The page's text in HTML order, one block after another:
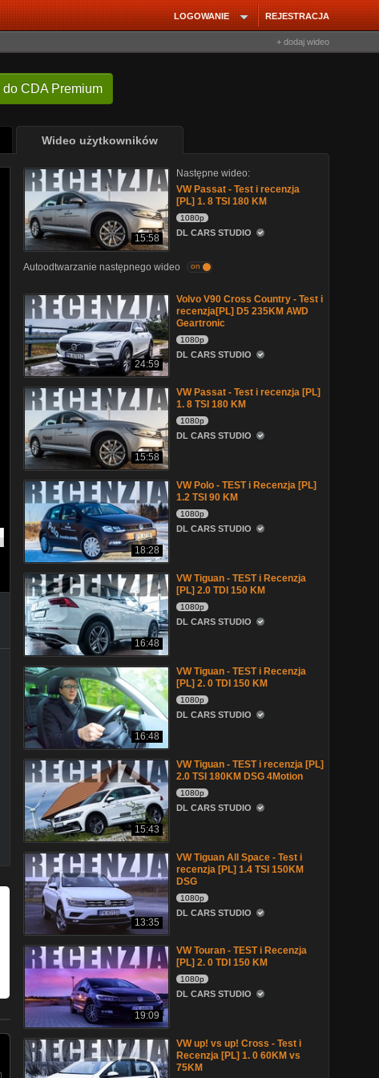
REJESTRACJA
LOGOWANIE
+ dodaj wideo
do CDA Premium
Wideo użytkowników
15:58
Następne wideo:
VW Passat - Test i recenzja
[PL] 1. 8 TSI 180 KM
1080p
DL CARS STUDIO
Autoodtwarzanie następnego wideo on
24:59
Volvo V90 Cross Country - Test i
recenzja[PL] D5 235KM AWD
Geartronic
1080p
DL CARS STUDIO
15:58
VW Passat - Test i recenzja [PL]
1. 8 TSI 180 KM
1080p
DL CARS STUDIO
18:28
VW Polo - TEST i Recenzja [PL]
1.2 TSI 90 KM
1080p
DL CARS STUDIO
16:48
VW Tiguan - TEST i Recenzja
[PL] 2.0 TDI 150 KM
1080p
DL CARS STUDIO
16:48
VW Tiguan - TEST i Recenzja
[PL] 2. 0 TDI 150 KM
1080p
DL CARS STUDIO
15:43
VW Tiguan - TEST i recenzja [PL]
2.0 TSI 180KM DSG 4Motion
1080p
DL CARS STUDIO
13:35
VW Tiguan All Space - Test i
recenzja [PL] 1.4 TSI 150KM
DSG
1080p
DL CARS STUDIO
19:09
VW Touran - TEST i Recenzja
[PL] 2. 0 TDI 150 KM
1080p
DL CARS STUDIO
VW up! vs up! Cross - Test i
Recenzja [PL] 1. 0 60KM vs
75KM